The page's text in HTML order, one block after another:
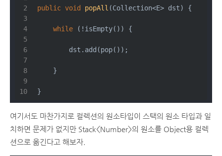
public void popAll (Collection<E> dst) {
while (!isEmpty()) {
        dst.add(pop());
    }
}
여기서도 마찬가지로 컬렉션의 원소타입이 스택의 원소 타입과 일
치하면 문제가 없지만 Stack<Number>의 원소를 Object용 컬렉
션으로 옮긴다고 해보자.